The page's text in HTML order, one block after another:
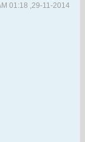
29-11-2014,